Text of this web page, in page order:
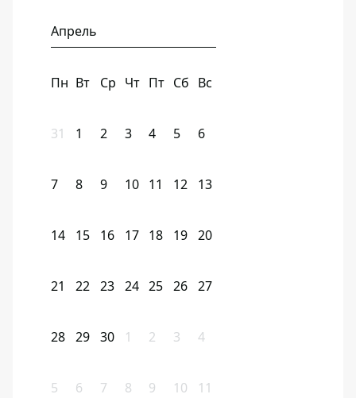
Апрель
Пн Вт Ср Чт Пт Сб Вс
31 1 2 3 4 5 6
7 8 9 10 11 12 13
14 15 16 17 18 19 20
21 22 23 24 25 26 27
28 29 30 1 2 3 4
5 6 7 8 9 10 11